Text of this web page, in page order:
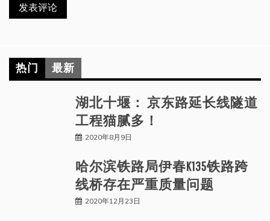
热门 最新
湖北十堰： 京东路延长线隧道
工程猫腻多！
2020年8月9日
哈尔滨铁路局伊春K135铁路跨
线桥存在严重质量问题
2020年12月23日